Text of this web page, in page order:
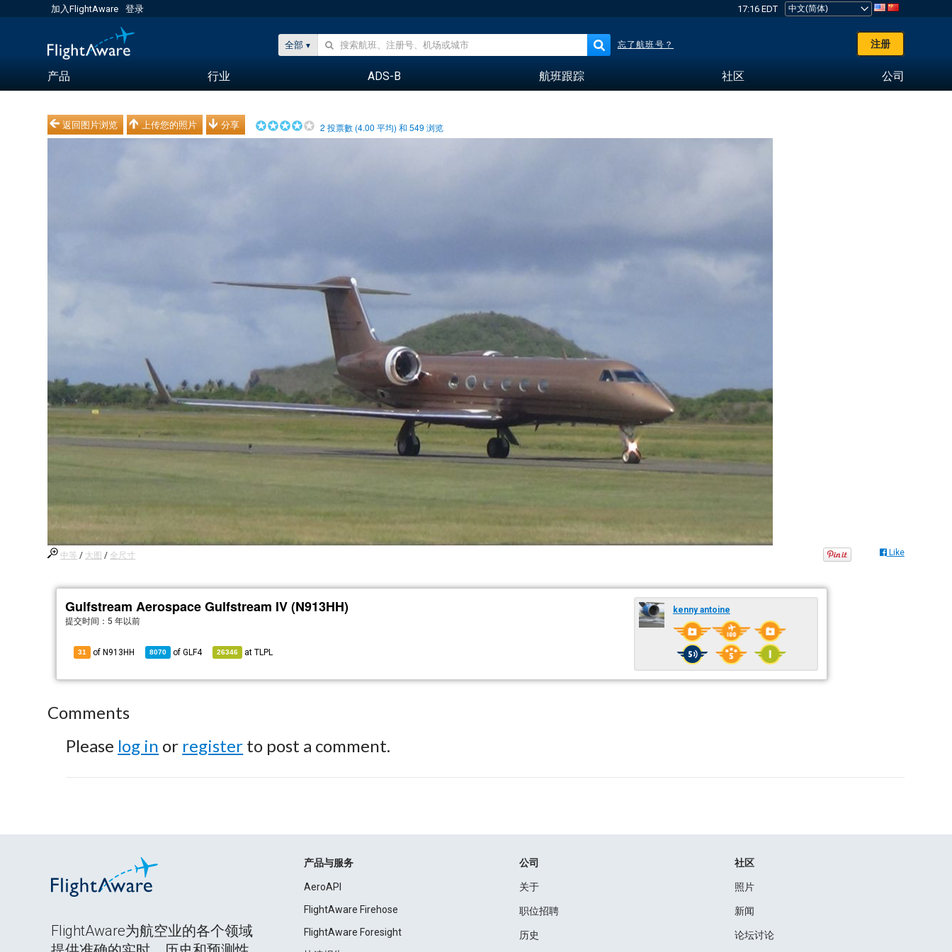
加入FlightAware 登录 17:16 EDT
全部 忘了航班号？ 注册
产品 行业 ADS-B 航班跟踪 社区 公司
返回图片浏览 上传您的照片 分享 2 投票數 (4.00 平均) 和549 浏览
中等 / 大图 / 全尺寸 Like
Gulfstream Aerospace Gulfstream IV (N913HH)
提交时间：5 年以前
31 of N913HH 8070 ofGLF4 26346 atTLPL
kenny antoine
Comments
Please log in or register to post a comment.
FlightAware为航空业的各个领域
产品与服务
AeroAPI
FlightAware Firehose
FlightAware Foresight
公司
关于
职位招聘
历史
社区
照片
新闻
论坛讨论